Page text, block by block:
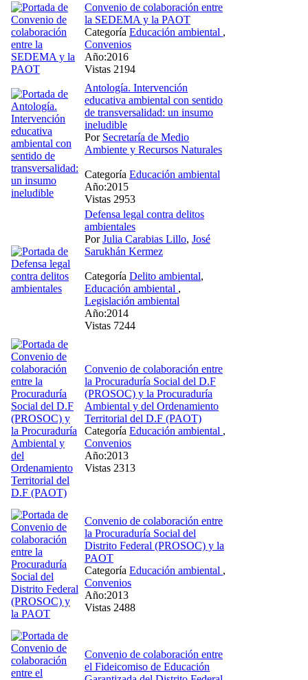
Convenio de colaboración entre
la SEDEMA y la PAOT
Categoría Educación ambiental ,
Convenios
Año:2016
Vistas 2194
Antología. Intervención
educativa ambiental con sentido
de transversalidad: un insumo
ineludible
Por Secretaría de Medio
Ambiente y Recursos Naturales
Categoría Educación ambiental
Año:2015
Vistas 2953
Defensa legal contra delitos
ambientales
PorJulia Carabias Lillo, José
Sarukhán Kermez
Categoría Delito ambiental,
Educación ambiental ,
Legislación ambiental
Año:2014
Vistas 7244
Convenio de colaboración entre
la Procuraduría Social del D.F
(PROSOC) y la Procuraduría
Ambiental y del Ordenamiento
Territorial del D.F (PAOT)
Categoría Educación ambiental ,
Convenios
Año:2013
Vistas 2313
Convenio de colaboración entre
la Procuraduría Social del
Distrito Federal (PROSOC) y la
PAOT
Categoría Educación ambiental ,
Convenios
Año:2013
Vistas 2488
Convenio de colaboración entre
el Fideicomiso de Educación